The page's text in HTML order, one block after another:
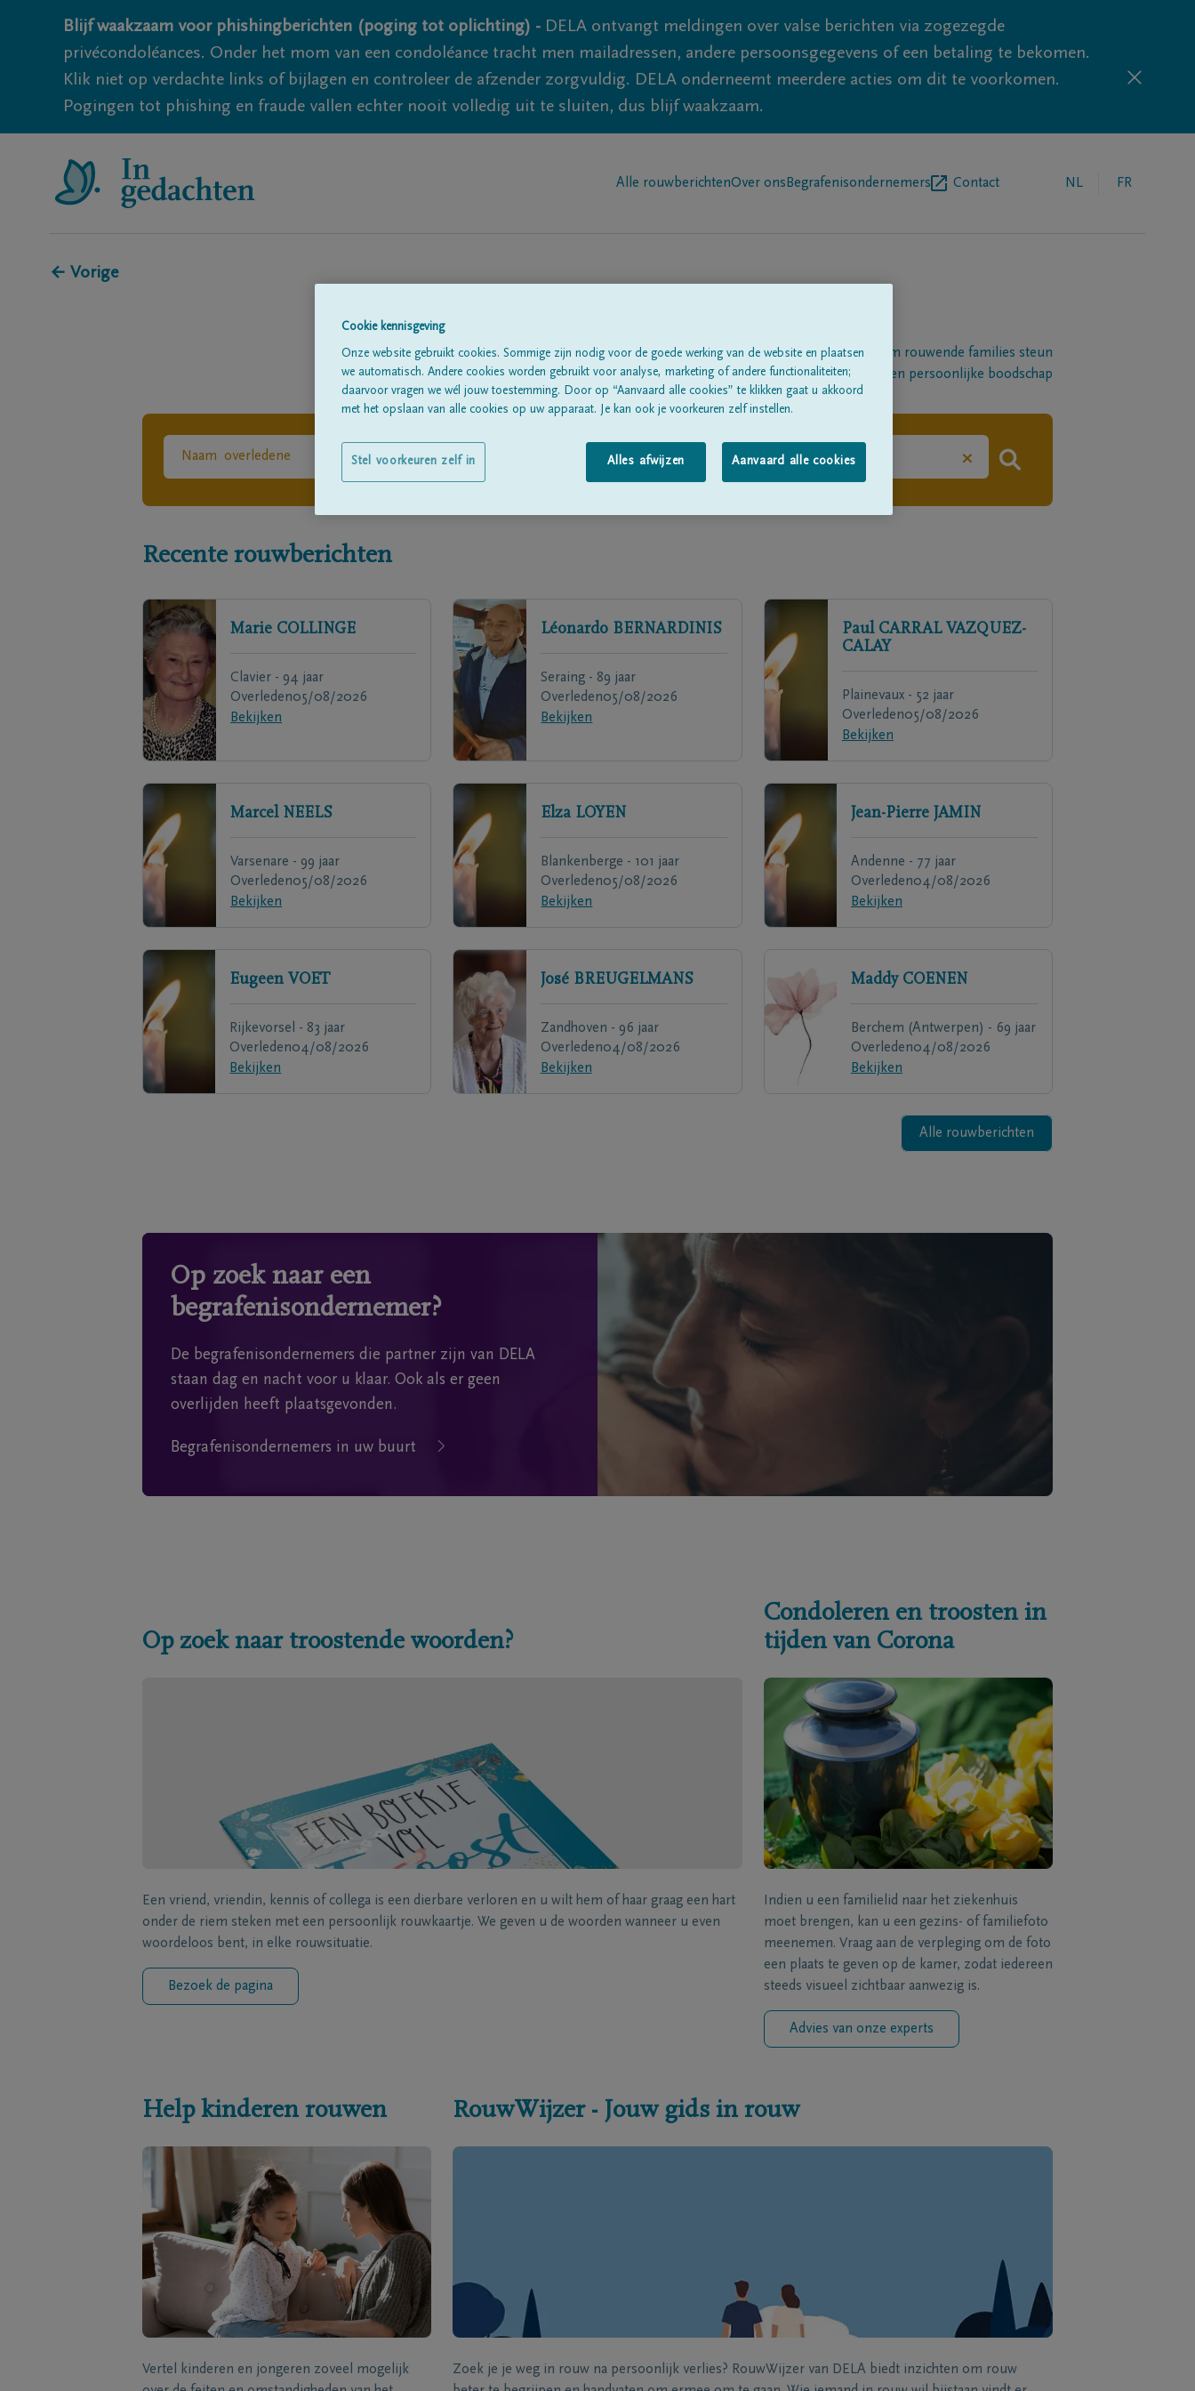
Blijf waakzaam voor phishingberichten (poging tot oplichting) - DELA ontvangt meldingen over valse berichten via zogezegde
privécondoléances. Onder het mom van een condoléance tracht men mailadressen, andere persoonsgegevens of een betaling te bekomen.
Klik niet op verdachte links of bijlagen en controleer de afzender zorgvuldig. DELA onderneemt meerdere acties om dit te voorkomen.
Pogingen tot phishing en fraude vallen echter nooit volledig uit te sluiten, dus blijf waakzaam.
Alle rouwberichtenOver ons Begrafenisondernemers Contact NL FR
← Vorige
Een platform om rouwende families steun
te betuigen met een persoonlijke boodschap
×
Recente rouwberichten
Marie COLLINGE
Clavier - 94 jaar
Overleden05/08/2026
Bekijken
Léonardo BERNARDINIS
Seraing - 89 jaar
Overleden05/08/2026
Bekijken
Paul CARRAL VAZQUEZ-
CALAY
Plainevaux - 52 jaar
Overleden05/08/2026
Bekijken
Marcel NEELS
Varsenare - 99 jaar
Overleden05/08/2026
Bekijken
Elza LOYEN
Blankenberge - 101 jaar
Overleden05/08/2026
Bekijken
Jean-Pierre JAMIN
Andenne - 77 jaar
Overleden04/08/2026
Bekijken
Eugeen VOET
Rijkevorsel - 83 jaar
Overleden04/08/2026
Bekijken
José BREUGELMANS
Zandhoven - 96 jaar
Overleden04/08/2026
Bekijken
Maddy COENEN
Berchem (Antwerpen) - 69 jaar
Overleden04/08/2026
Bekijken
Alle rouwberichten
Op zoek naar een
begrafenisondernemer?
De begrafenisondernemers die partner zijn van DELA
staan dag en nacht voor u klaar. Ook als er geen
overlijden heeft plaatsgevonden.
Begrafenisondernemers in uw buurt
Op zoek naar troostende woorden?
Een vriend, vriendin, kennis of collega is een dierbare verloren en u wilt hem of haar graag een hart
onder de riem steken met een persoonlijk rouwkaartje. We geven u de woorden wanneer u even
woordeloos bent, in elke rouwsituatie.
Bezoek de pagina
Condoleren en troosten in
tijden van Corona
Indien u een familielid naar het ziekenhuis
moet brengen, kan u een gezins- of familiefoto
meenemen. Vraag aan de verpleging om de foto
een plaats te geven op de kamer, zodat iedereen
steeds visueel zichtbaar aanwezig is.
Advies van onze experts
Help kinderen rouwen
Vertel kinderen en jongeren zoveel mogelijk
RouwWijzer - Jouw gids in rouw
Zoek je je weg in rouw na persoonlijk verlies? RouwWijzer van DELA biedt inzichten om rouw
Cookie kennisgeving
Onze website gebruikt cookies. Sommige zijn nodig voor de goede werking van de website en plaatsen
we automatisch. Andere cookies worden gebruikt voor analyse, marketing of andere functionaliteiten;
daarvoor vragen we wél jouw toestemming. Door op “Aanvaard alle cookies” te klikken gaat u akkoord
met het opslaan van alle cookies op uw apparaat. Je kan ook je voorkeuren zelf instellen.
Alles afwijzen Aanvaard alle cookies
Stel voorkeuren zelf in